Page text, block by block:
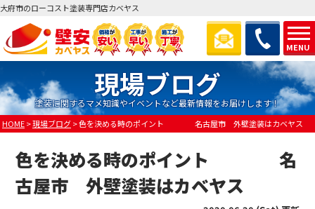
MENU
大府市のローコスト塗装専門店カベヤス
現場ブログ
塗装に関するマメ知識やイベントなど最新情報をお届けします！
HOME>現場ブログ>色を決める時のポイント 名古屋市 外壁塗装はカベヤス
色を決める時のポイント 名
古屋市 外壁塗装はカベヤス